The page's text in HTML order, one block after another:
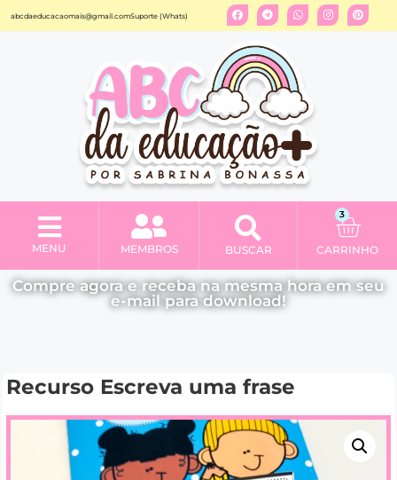
abcdaeducacaomais@gmail.comSuporte (Whats)
MENU MEMBROS BUSCAR
3
CARRINHO
Compre agora e receba na mesma hora em seu
e-mail para download!
Recurso Escreva uma frase